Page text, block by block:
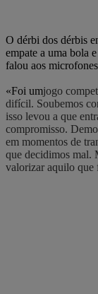
O dérbi dos dérbis
empate a uma bola
falou aos
«Foi umjogo
difícil. Soubemos
isso levou a que
compromisso.
em momentos de
que decidimos mal.
valorizar aquilo que